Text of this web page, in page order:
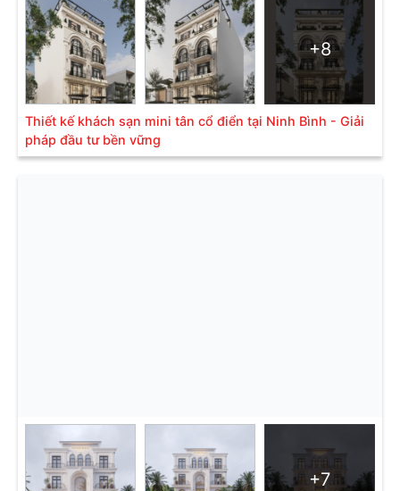
+8
Thiết kế khách sạn mini tân cổ điển tại Ninh Bình - Giải
pháp đầu tư bền vững
+7